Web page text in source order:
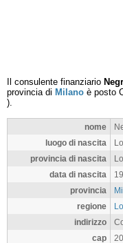
Il consulente finanziario
provincia di Milano è posto
).
nome
luogo di nascita
provincia di nascita
data di nascita
provincia
regione
indirizzo
cap